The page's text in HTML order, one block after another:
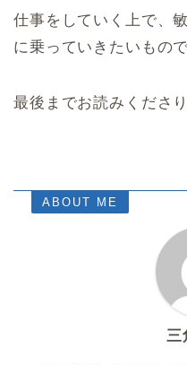
仕事をしていく上で、
に乗っていきたいもので
最後までお読みくださ
ABOUT ME
三